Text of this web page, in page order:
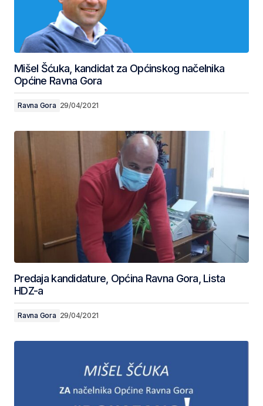
Mišel Šćuka, kandidat za Općinskog načelnika
Općine Ravna Gora
Ravna Gora 29/04/2021
Predaja kandidature, Općina Ravna Gora, Lista
HDZ-a
Ravna Gora 29/04/2021